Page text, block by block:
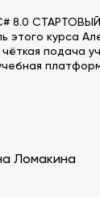
8.0
этого курса
чёткая подача
Ломакина